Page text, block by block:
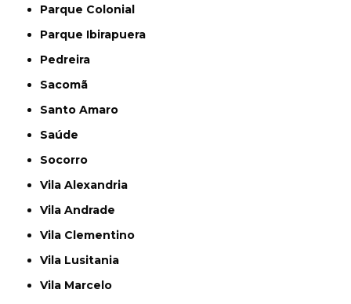
Parque Colonial
Parque Ibirapuera
Pedreira
Sacomã
Santo Amaro
Saúde
Socorro
Vila Alexandria
Vila Andrade
Vila Clementino
Vila Lusitania
Vila Marcelo